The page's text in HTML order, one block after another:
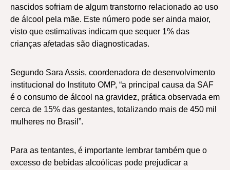
nascidos sofriam de algum transtorno relacionado ao uso
de álcool pela mãe. Este número pode ser ainda maior,
visto que estimativas indicam que sequer 1% das
crianças afetadas são diagnosticadas.
Segundo Sara Assis, coordenadora de desenvolvimento
institucional do Instituto OMP, “a principal causa da SAF
é o consumo de álcool na gravidez, prática observada em
cerca de 15% das gestantes, totalizando mais de 450 mil
mulheres no Brasil”.
Para as tentantes, é importante lembrar também que o
excesso de bebidas alcoólicas pode prejudicar a